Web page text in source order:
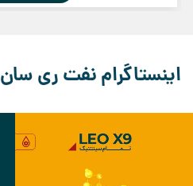
اینستاگرام نفت ری سان